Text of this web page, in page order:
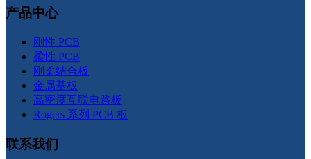
产品中心
刚性 PCB
柔性 PCB
刚柔结合板
金属基板
高密度互联电路板
Rogers 系列 PCB 板
联系我们